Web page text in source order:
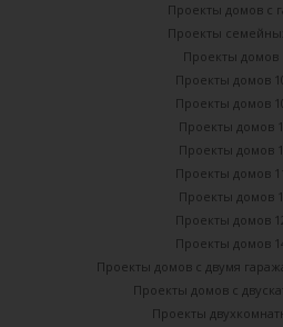
Проекты домов с
Проекты
Проекты домов
Проекты домов
Проекты домов
Проекты домов
Проекты домов
Проекты домов
Проекты домов
Проекты домов
Проекты домов
Проекты домов с двумя
Проекты домов с
Проекты